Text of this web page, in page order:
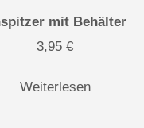
mit Behälter
3,95 €
Weiterlesen